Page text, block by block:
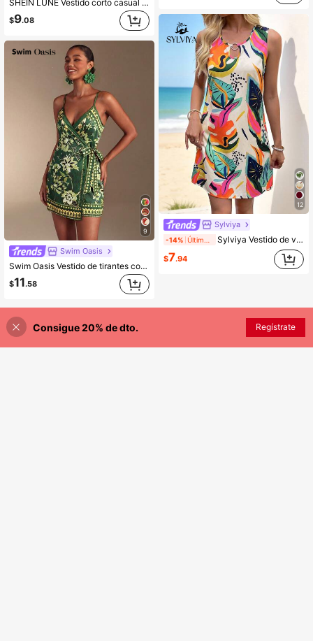
SHEIN LUNE Vestido corto casual minimalista con cuello en V estampado para mujeres, adecuado para primavera/verano
$9.08
9
Swim Oasis
Swim Oasis Vestido de tirantes con cintura anudada y estampado floral, vestido de estilo vacacional para mujeres, vestido de fiesta de verano, vestido de lujo para mujeres
$11.58
12
Sylviya
-14% Sylviya Vestido de verano casual con estampado tropical para vacaciones de mujer
$7.94
¡42% DE DESCUENTO! AÑADIR A LA BOLSA
Consigue 20% de dto. Regístrate